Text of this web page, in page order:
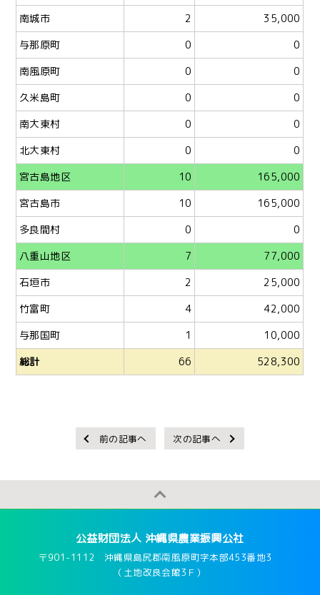
南城市
2
35,000
与那原町
0
0
南風原町
0
0
久米島町
0
0
南大東村
0
0
北大東村
0
0
宮古島地区
10
165,000
宮古島市
10
165,000
多良間村
0
0
八重山地区
7
77,000
石垣市
2
25,000
竹富町
4
42,000
与那国町
1
10,000
総計
66 528,300
前の記事へ 次の記事へ
公益財団法人 沖縄県農業振興公社
〒901-1112 沖縄県島尻郡南風原町字本部453番地3
（土地改良会館3Ｆ）